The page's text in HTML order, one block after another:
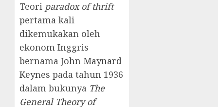
Teori paradox of thrift
pertama kali
dikemukakan oleh
ekonom Inggris
bernama John Maynard
Keynes pada tahun 1936
dalam bukunya The
General Theory of